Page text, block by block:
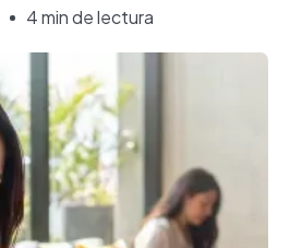
4 min de lectura